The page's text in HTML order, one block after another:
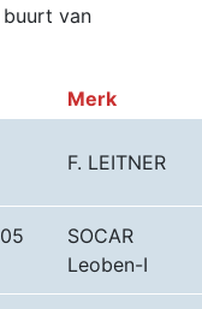
van
Merk
F. LEITNER
SOCAR
Leoben-I